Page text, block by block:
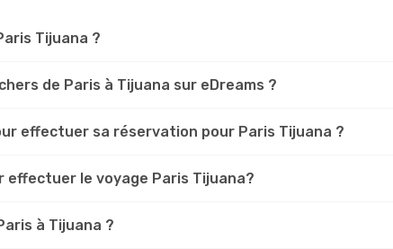
Tijuana ?
de Paris à Tijuana sur eDreams ?
effectuer sa réservation pour Paris Tijuana ?
effectuer le voyage Paris Tijuana?
à Tijuana ?